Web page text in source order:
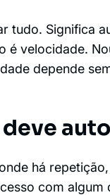
tudo. Significa
é velocidade.
depende
deve
há
com algum